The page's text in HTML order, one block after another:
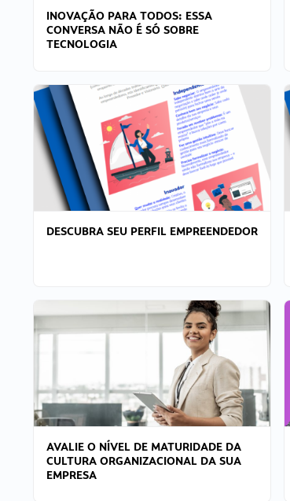
INOVAÇÃO PARA TODOS: ESSA
CONVERSA NÃO É SÓ SOBRE
TECNOLOGIA
DESCUBRA SEU PERFIL EMPREENDEDOR
AVALIE O NÍVEL DE MATURIDADE DA
CULTURA ORGANIZACIONAL DA SUA
EMPRESA